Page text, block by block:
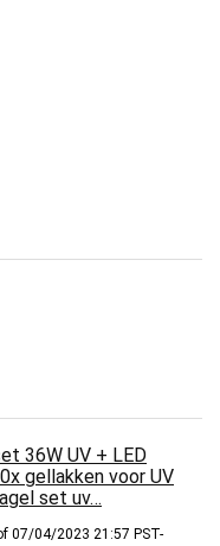
36W UV + LED
gellakken voor UV
set uv…
07/04/2023 21:57 PST-